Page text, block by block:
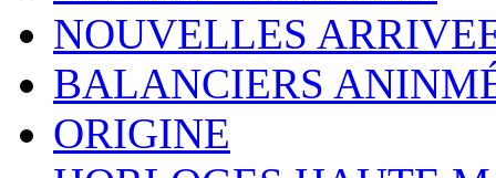
NOUVELLES
BALANCIERS
ORIGINE